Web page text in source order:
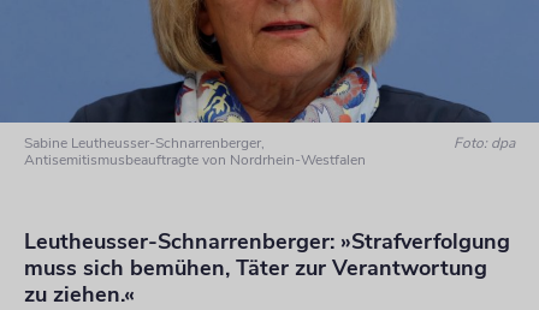
Sabine Leutheusser-Schnarrenberger,
Antisemitismusbeauftragte von Nordrhein‐Westfalen
Foto: dpa
Leutheusser-Schnarrenberger: »Strafverfolgung
muss sich bemühen, Täter zur Verantwortung
zu ziehen.«